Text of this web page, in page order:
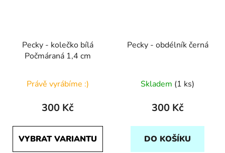
Pecky - kolečko bílá
Počmáraná 1,4 cm
Právě vyrábíme :)
300 Kč
VYBRAT VARIANTU
Pecky - obdélník černá
Skladem (1 ks)
300 Kč
DO KOŠÍKU